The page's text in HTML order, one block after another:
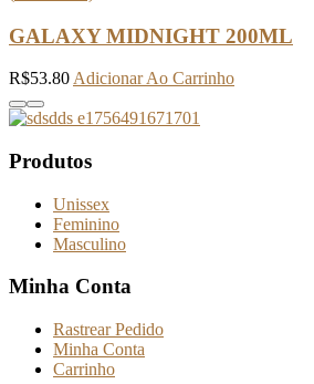
GALAXY MIDNIGHT 200ML
R$53.80 Adicionar Ao Carrinho
Produtos
Unissex
Feminino
Masculino
Minha Conta
Rastrear Pedido
Minha Conta
Carrinho